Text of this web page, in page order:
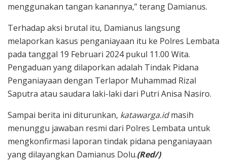
menggunakan tangan kanannya,” terang Damianus.
Terhadap aksi brutal itu, Damianus langsung
melaporkan kasus penganiayaan itu ke Polres Lembata
pada tanggal 19 Februari 2024 pukul 11.00 Wita.
Pengaduan yang dilaporkan adalah Tindak Pidana
Penganiayaan dengan Terlapor Muhammad Rizal
Saputra atau saudara laki-laki dari Putri Anisa Nasiro.
Sampai berita ini diturunkan, katawarga.idmasih
menunggu jawaban resmi dari Polres Lembata untuk
mengkonfirmasi laporan tindak pidana penganiayaan
yang dilayangkan Damianus Dolu.(Red/)